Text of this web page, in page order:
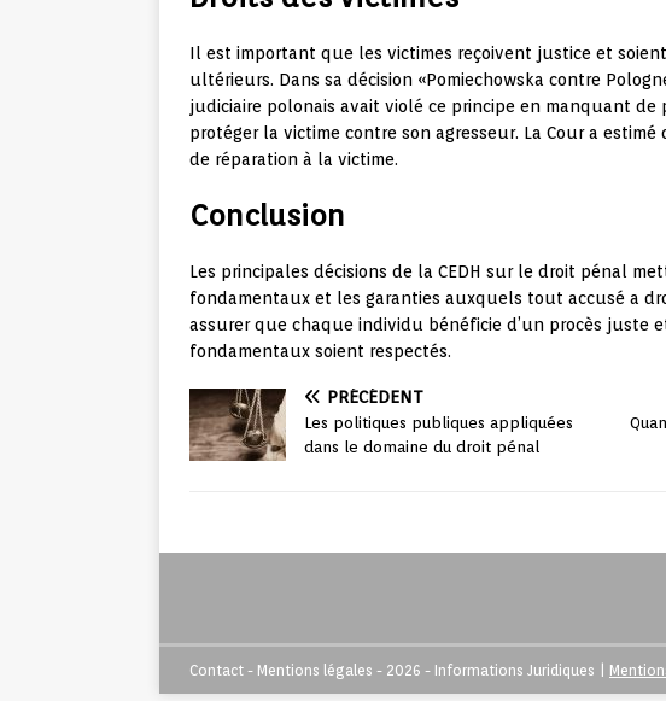
Il est important que les victimes reçoivent justice et
ultérieurs. Dans sa décision «Pomiechowska contre
judiciaire polonais avait violé ce principe en manquant de
protéger la victime contre son agresseur. La Cour a
de réparation à la victime.
Conclusion
Les principales décisions de la CEDH sur le droit pénal
fondamentaux et les garanties auxquels tout accusé a
assurer que chaque individu bénéficie d’un procès juste
fondamentaux soient respectés.
PRÉCÉDENT
Les politiques publiques appliquées
dans le domaine du droit pénal
Contact - Mentions légales - 2026 - Informations Juridiques |